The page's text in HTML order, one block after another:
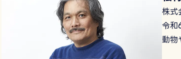
株式
令和
動物